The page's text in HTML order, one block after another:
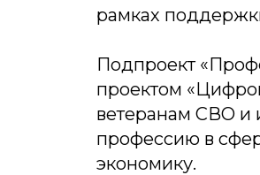
рамках
Подпроект
проектом
ветеранам СВО и
профессию в
экономику.